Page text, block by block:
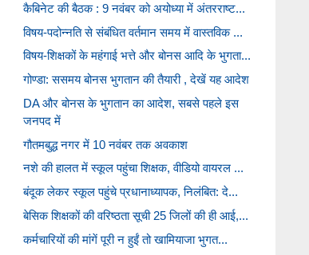
कैबिनेट की बैठक : 9 नवंबर को अयोध्या में अंतरराष्ट...
विषय-पदोन्नति से संबंधित वर्तमान समय में वास्तविक ...
विषय-शिक्षकों के महंगाई भत्ते और बोनस आदि के भुगता...
गोण्डा: ससमय बोनस भुगतान की तैयारी , देखें यह आदेश
DA और बोनस के भुगतान का आदेश, सबसे पहले इस
जनपद में
गौतमबुद्ध नगर में 10 नवंबर तक अवकाश
नशे की हालत में स्कूल पहुंचा शिक्षक, वीडियो वायरल ...
बंदूक लेकर स्कूल पहुंचे प्रधानाध्यापक, निलंबित: दे...
बेसिक शिक्षकों की वरिष्ठता सूची 25 जिलों की ही आई,...
कर्मचारियों की मांगें पूरी न हुईं तो खामियाजा भुगत...